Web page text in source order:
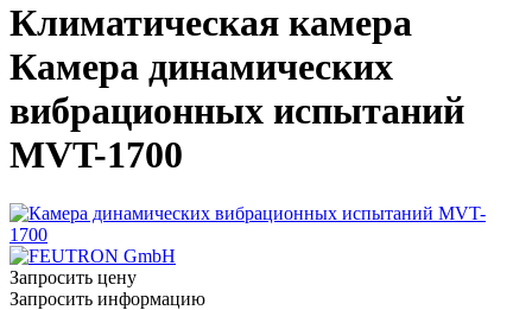
Климатическая камера
Камера динамических
вибрационных испытаний
MVT-1700
Запросить цену
Запросить информацию